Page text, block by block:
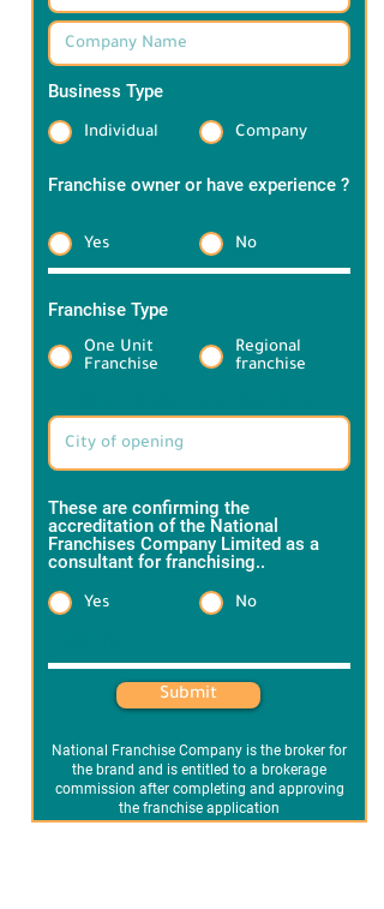
Business Type
Individual Company
Franchise owner or have experience ?
Yes No
Franchise Type
One Unit
Franchise
Regional
franchise
These are confirming the
accreditation of the National
Franchises Company Limited as a
consultant for franchising..
Yes No
Submit
National Franchise Company is the broker for
the brand and is entitled to a brokerage
commission after completing and approving
the franchise application